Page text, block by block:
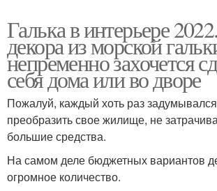
Галька в интерьере
декора из морской
непременно захочется
себя дома или во дворе
Пожалуй, каждый хоть раз
преобразить свое жилище, не
большие средства.
На самом деле бюджетных вариантов
огромное количество.